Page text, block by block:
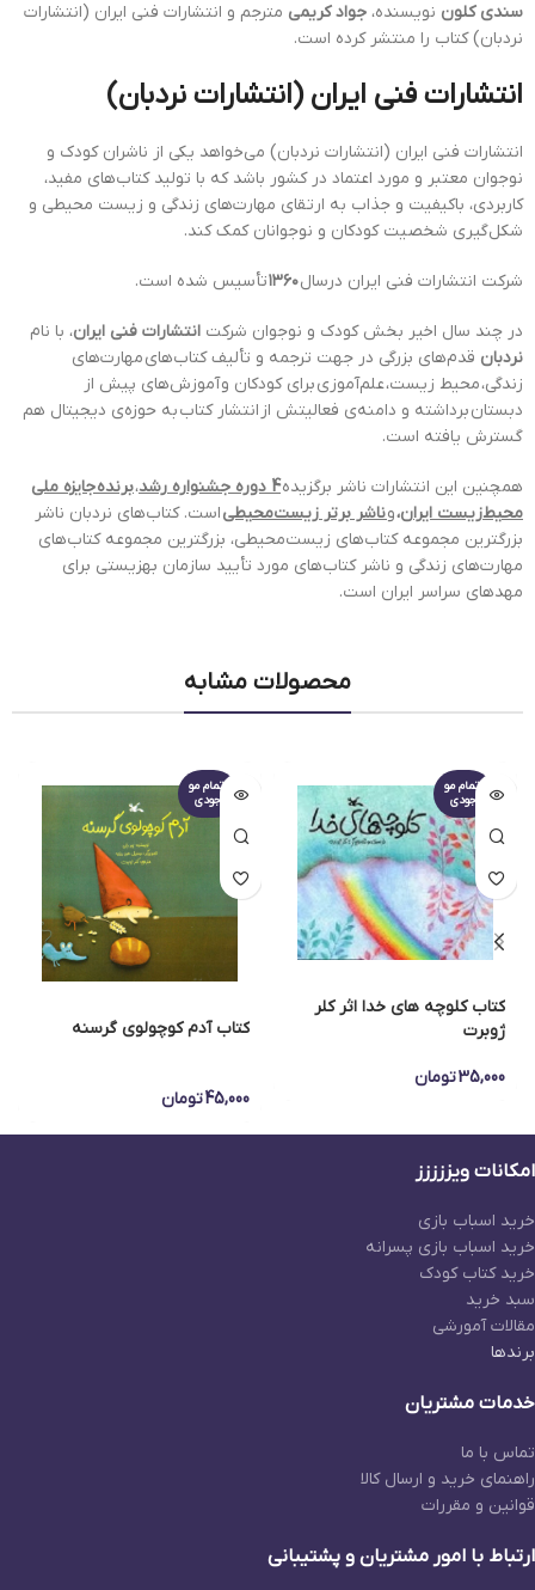
سندی کلون نویسنده، جواد کریمی مترجم و انتشارات فنی ایران (انتشارات
نردبان) کتاب را منتشر کرده است.
انتشارات فنی ایران (انتشارات نردبان)
انتشارات فنی ایران (انتشارات نردبان) می‌خواهد یکی از ناشران کودک و
نوجوان معتبر و مورد اعتماد در کشور باشد که با تولید کتاب‌های مفید،
کاربردی، با‌کیفیت و جذاب به ارتقای مهارت‌های زندگی و زیست محیطی و
شکل‌گیری شخصیت کودکان و نوجوانان کمک کند.
شركت انتشارات فنی ايران درسال۱۳۶۰تأسيس شده است.
در چند سال اخیر بخش کودک و نوجوان شرکت انتشارات فنی ایران، با نام
نردبان قدم‌های بزرگی در جهت ترجمه و تألیف کتاب‌های مهارت‌های
زندگی، محیط زیست، علم‌آموزی برای کودکان و آموزش‌های پیش از
دبستان برداشته و دامنه‌ی فعالیتش از انتشار کتاب به حوزه‌ی دیجیتال هم
گسترش یافته است.
همچنین این انتشارات ناشر برگزیده4 دوره جشنواره رشد ،برندهجایزه ملی
محیط‌زیست ایران،وناشر برتر زیست‌محیطیاست. کتاب‌های نردبان ناشر
بزرگترین مجموعه کتاب‌های زیست‌محیطی، بزرگترین مجموعه کتاب‌های
مهارت‌های زندگی و ناشر کتاب‌های مورد تأیید سازمان بهزیستی برای
مهدهای سراسر ایران است.
محصولات مشابه
اتمام مو
جودی
کتاب کلوچه های خدا اثر کلر
ژوبرت
35,000تومان
اتمام مو
جودی
کتاب آدم کوچولوی گرسنه
45,000تومان
امکانات ویززززز
خرید اسباب بازی
خرید اسباب بازی پسرانه
خرید کتاب کودک
سبد خرید
مقالات آمورشی
برندها
خدمات مشتریان
تماس با ما
راهنمای خرید و ارسال کالا
قوانین و مقررات
ارتباط با امور مشتریان و پشتیبانی